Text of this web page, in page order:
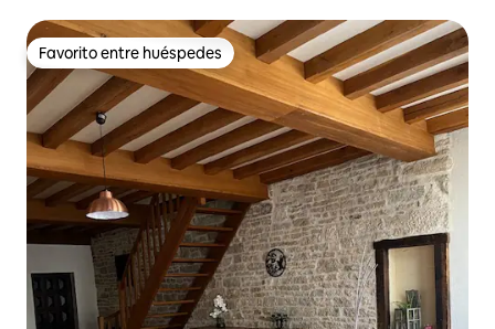
Favorito entre huéspedes
Favorito entre huéspedes